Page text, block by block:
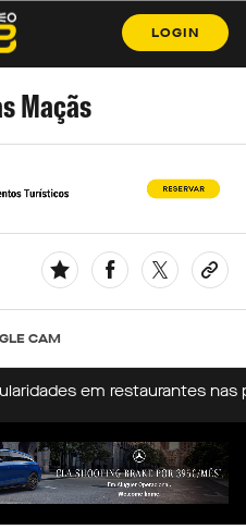
LOGIN
Maçãs
CAM
em restaurantes nas